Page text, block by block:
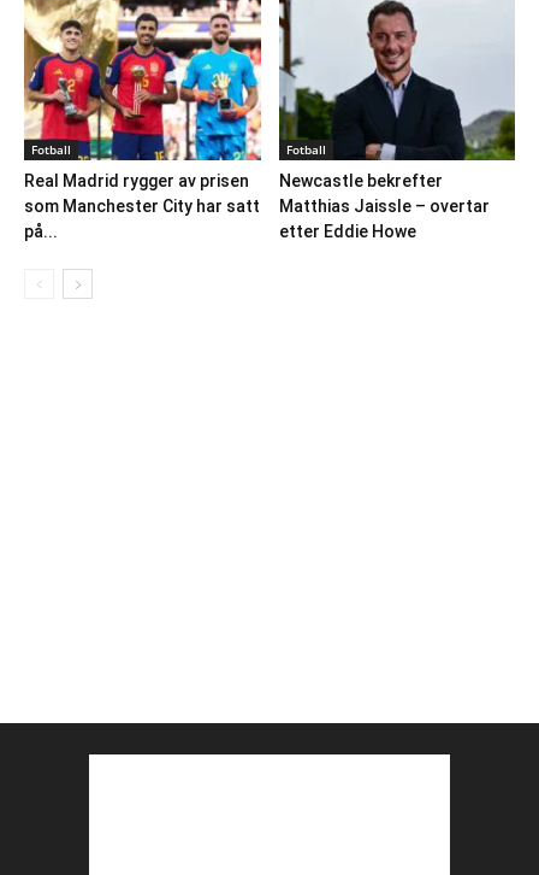
Fotball
Real Madrid rygger av prisen
som Manchester City har satt
på...
Fotball
Newcastle bekrefter
Matthias Jaissle – overtar
etter Eddie Howe